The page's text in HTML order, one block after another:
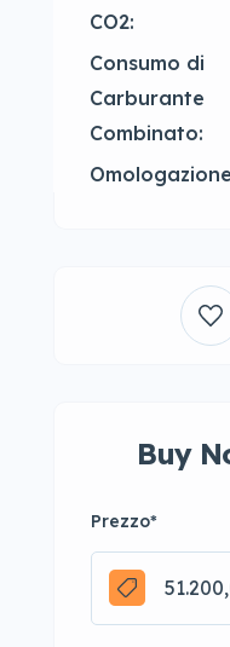
CO2:
Consumo di
Carburante
Combinato:
Buy
Prezzo*